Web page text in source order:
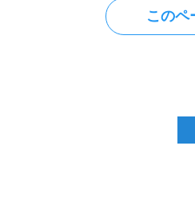
このペ